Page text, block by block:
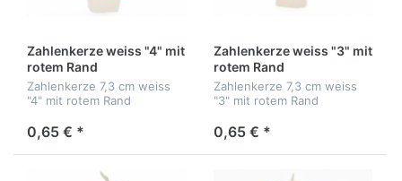
Zahlenkerze weiss "4" mit
rotem Rand
Zahlenkerze 7,3 cm weiss
"4" mit rotem Rand
0,65 € *
Zahlenkerze weiss "3" mit
rotem Rand
Zahlenkerze 7,3 cm weiss
"3" mit rotem Rand
0,65 € *